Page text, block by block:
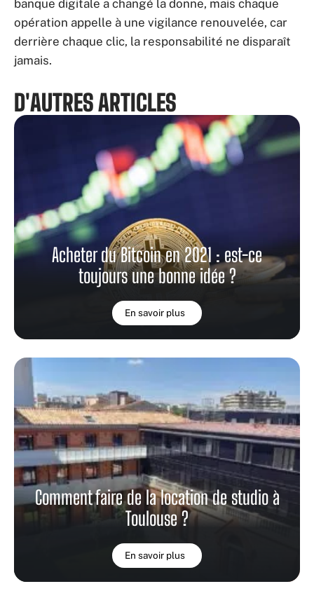
banque digitale a changé la donne, mais chaque
opération appelle à une vigilance renouvelée, car
derrière chaque clic, la responsabilité ne disparaît
jamais.
D'AUTRES ARTICLES
Acheter du Bitcoin en 2021 : est-ce
toujours une bonne idée ?
En savoir plus
Comment faire de la location de studio à
Toulouse ?
En savoir plus